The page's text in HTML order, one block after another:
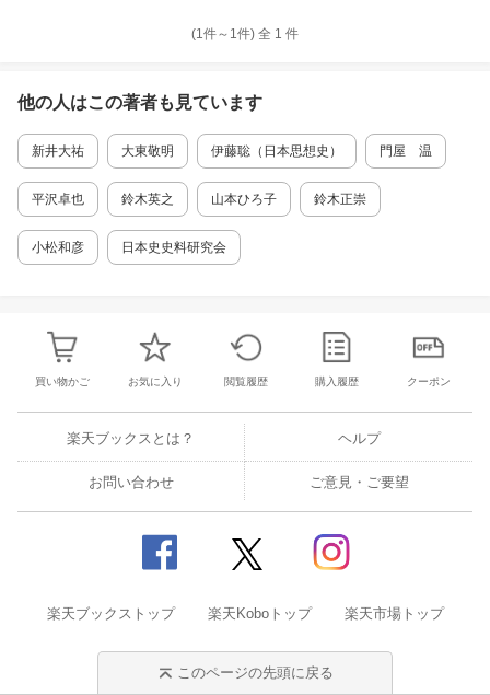
節 護法占とヨリマシ加持／第四節 人の霊・
節 物付とミコ／第三節 ヨリマシ加持と遊戯
盤／おわりに 第五章 諸天・神祇と念仏ー『融
通念仏縁起絵巻』毘沙門天霊験譚の分析ー はじ
めに／第一節 「毘沙門天名帳加入の段」／第
節 「鳥畜善願に与するの段」／おわりに 第六
章 騎牛の疫神ー『融通念仏縁起絵巻』知恩院
蔵本・フリーア美術館蔵本「正嘉疫癘段」疫神
図の検討ー はじめに／第一節 広隆寺牛祭の検
章 古代・中世の験者 はじめに／第一節 験
者の定義／第二節 験者以前／第三節 験者と
修験道／おわりに 第二章 護法童子考 はじめ
『日本国現報善悪霊異記』の護法／第三節
「つく」護法／第四節 修行と護法／おわりに
第三章 梓弓と鼓 はじめに／第一節 梓弓と鼓
の併用／第二節 『春日権現験記絵』のミコ／
第三節 護法占とヨリマシ加持／第四節 人の
はじめに／第一節 「つく」と「よる」／第二
節 物付とミコ／第三節 ヨリマシ加持と遊戯
通念仏縁起絵巻』毘沙門天霊験譚の分析ー はじ
二節 「諸神諸天冥衆名帳加入の段」／第三
節 「鳥畜善願に与するの段」／おわりに 第六
(1件～ 1件) 全 1 件
他の人はこの著者も見ています
新井大祐 大東敬明 伊藤聡（日本思想史） 門屋 温
平沢卓也 鈴木英之 山本ひろ子 鈴木正崇
小松和彦 日本史史料研究会
買い物かご お気に入り 閲覧履歴 購入履歴 クーポン
楽天ブックスとは？ ヘルプ
お問い合わせ ご意見・ご要望
楽天ブックストップ 楽天Koboトップ 楽天市場トップ
このページの先頭に戻る